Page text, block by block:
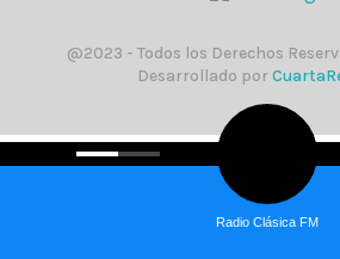
@2023 - Todos los Derechos
Desarrollado por
Radio Clásica FM